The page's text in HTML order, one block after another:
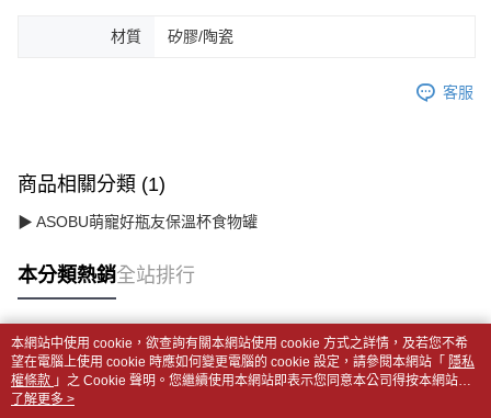
材質 矽膠/陶瓷
客服
商品相關分類 (1)
▶ ASOBU萌寵好瓶友保溫杯食物罐
本分類熱銷全站排行
熱門標籤
本網站中使用 cookie，欲查詢有關本網站使用 cookie 方式之詳情，及若您不希
望在電腦上使用 cookie 時應如何變更電腦的 cookie 設定，請參閱本網站「 隱私
權條款 」之 Cookie 聲明。您繼續使用本網站即表示您同意本公司得按本網站使
用條款之 Cookie 聲明使用 cookie。
了解更多 >